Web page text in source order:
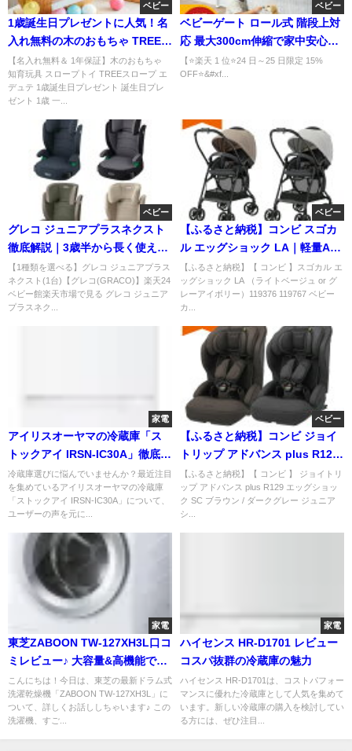
ベビー
1歳誕生日プレゼントに人気！名
入れ無料の木のおもちゃ TREEス
ロープ知育玩具
【名入れ無料＆ 1年保証】木のおもちゃ
知育玩具 スロープトイ TREEスロープ エ
デュテ 1歳誕生日プレゼント 誕生日プレ
ゼント 1歳 一...
ベビー
ベビーゲート ロール式 階段上対
応 最大300cm伸縮で家中安心！
穴あけ不要の万能ゲート
【⭐️楽天 1 位⭐️24 日～25 日限定 15%
OFF⭐&#xf...
ベビー
グレコ ジュニアプラスネクスト
徹底解説｜3歳半から長く使える
軽量ジュニアシート
【1種類を選べる】グレコ ジュニアプラス
ネクスト(1台)【グレコ(GRACO)】楽天24
ベビー館楽天市場で見る グレコ ジュニア
プラスネク...
ベビー
【ふるさと納税】コンビ スゴカ
ル エッグショック LA｜軽量A型
ベビーカーで出産準備に人気
【ふるさと納税】【 コンビ 】スゴカル エ
ッグショック LA （ライトベージュ or グ
レーアイボリー）119376 119767 ベビー
カ...
家電
アイリスオーヤマの冷蔵庫「ス
トックアイ IRSN-IC30A」徹底レ
ビュー カメラ機能は本当に便
利？ユーザーの声から見る真実
冷蔵庫選びに悩んでいませんか？最近注目
を集めているアイリスオーヤマの冷蔵庫
「ストックアイ IRSN-IC30A」について、
ユーザーの声を元に...
ベビー
【ふるさと納税】コンビ ジョイ
トリップ アドバンス plus R129
1歳から12歳対応ジュニアシ
【ふるさと納税】【 コンビ 】 ジョイトリ
ップ アドバンス plus R129 エッグショッ
ク SC ブラウン / ダークグレー ジュニア
シ...
家電
東芝ZABOON TW-127XH3L口コ
ミレビュー♪ 大容量&高機能で家
事がラクラク♡
こんにちは！今日は、東芝の最新ドラム式
洗濯乾燥機「ZABOON TW-127XH3L」に
ついて、詳しくお話ししちゃいます♪ この
洗濯機、すご...
家電
ハイセンス HR-D1701 レビュー
コスパ抜群の冷蔵庫の魅力
ハイセンス HR-D1701は、コストパフォー
マンスに優れた冷蔵庫として人気を集めて
います。新しい冷蔵庫の購入を検討してい
る方には、ぜひ注目...